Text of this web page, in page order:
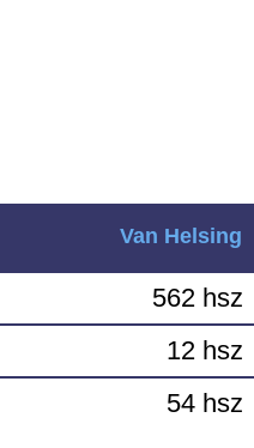
Van Helsing
562 hsz
12 hsz
54 hsz